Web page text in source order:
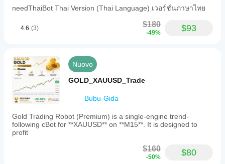
3. Possibilità di strategie multi-filtro
Combinazioni teoriche totali = 609.840¹⁰
Tuttavia, si applicano limitazioni pratiche:
Non tutte le combinazioni sono logiche
Alcuni indicatori funzionano meglio insieme
Le condizioni di mercato limitano l'efficacia
needThaiBot Thai Version (Thai Language) เวอร์ชั่นภาษาไทย
4.6 (3) $180
-49% $93
Nuovo
GOLD_XAUUSD_Trade
Bubu-Gida
Gold Trading Robot (Premium) is a single-engine trend-
following cBot for **XAUUSD** on **M15**. It is designed to
profit
$160
-50% $80